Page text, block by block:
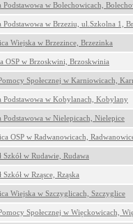
Podstawowa w Bolechowicach,
Podstawowa w Brzeziu, ul.Szkolna 1,
Wiejska w Brzezince, Brzezinka
OSP w Brzoskwini, Brzoskwinia
Społecznej w Karniowicach,
Podstawowa w Kobylanach, Kobylany
Podstawowa w Nielepicach, Nielepice
OSP w Radwanowicach,
Szkół w Rudawie, Rudawa
Szkół w Rząsce, Rząska
Wiejska w Szczyglicach, Szczyglice
Społecznej w Więckowicach,